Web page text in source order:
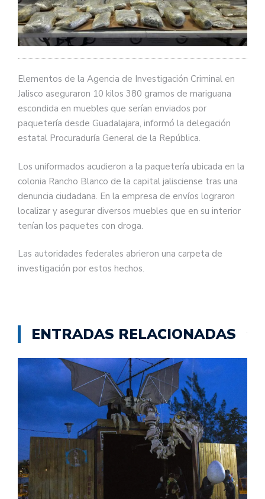
Elementos de la Agencia de Investigación Criminal en
Jalisco aseguraron 10 kilos 380 gramos de mariguana
escondida en muebles que serían enviados por
paquetería desde Guadalajara, informó la delegación
estatal Procuraduría General de la República.
Los uniformados acudieron a la paquetería ubicada en la
colonia Rancho Blanco de la capital jalisciense tras una
denuncia ciudadana. En la empresa de envíos lograron
localizar y asegurar diversos muebles que en su interior
tenían los paquetes con droga.
Las autoridades federales abrieron una carpeta de
investigación por estos hechos.
ENTRADAS RELACIONADAS